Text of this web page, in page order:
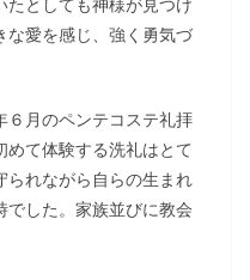
な愛を感じ、強く勇気づ
６月のペンテコステ礼拝
て体験する洗礼はとて
られながら自らの生まれ
した。家族並びに教会